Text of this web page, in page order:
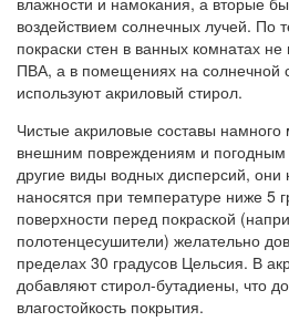
воздействием солнечных лучей. По
покраски стен в ванных комнатах
ПВА, а в помещениях на солнечной
используют акриловый стирол.
Чистые акриловые составы
внешним повреждениям и погодным
другие виды водных дисперсий,
наносятся при температуре ниже 5
поверхности перед покраской
полотенцесушители) желательно
пределах 30 градусов Цельсия. В
добавляют стирол-бутадиены, что
влагостойкость покрытия.